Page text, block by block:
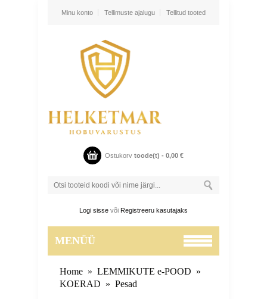
Minu konto Tellimuste ajalugu Tellitud tooted
Ostukorv toode(t) - 0,00 €
Logi sisse või Registreeru kasutajaks
MENÜÜ
Home » LEMMIKUTE e-POOD »
KOERAD » Pesad